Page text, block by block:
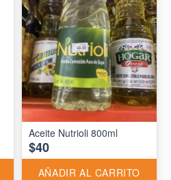
Aceite Nutrioli 800ml
$40
AÑADIR AL CARRITO